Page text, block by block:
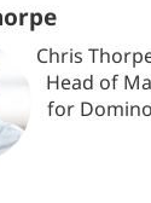
Chris
Head of
for